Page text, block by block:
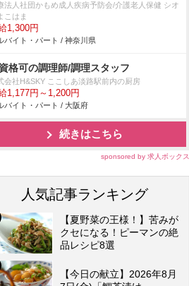
法人社団かもめ成人疾病予防会/介護老人保健 シオ
こはま
1,300円
バイト・パート / 神奈川県
格可の調理師/調理スタッフ
会社H&SKY ここしあ淡路駅前内の厨房
1,177円～1,200円
バイト・パート / 大阪府
続きはこちら
sponsored by 求人ボックス
人気記事ランキング
【夏野菜の王様！】苦みが
クセになる！ピーマンの絶
品レシピ8選
【今日の献立】2026年8月